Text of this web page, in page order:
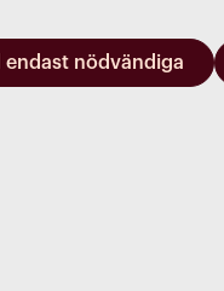
endast nödvändiga